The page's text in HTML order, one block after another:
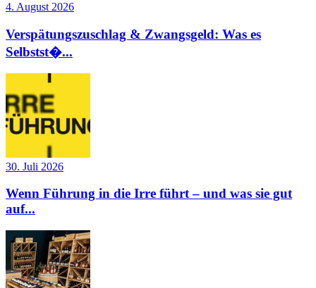
4. August 2026
Verspätungszuschlag & Zwangsgeld: Was es
Selbstst�...
30. Juli 2026
Wenn Führung in die Irre führt – und was sie gut
auf...